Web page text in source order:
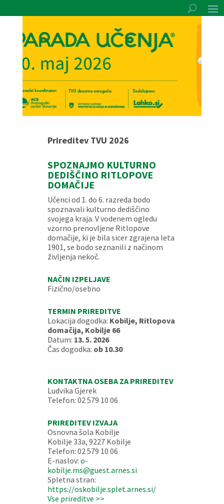
Prireditev TVU 2026
SPOZNAJMO KULTURNO
DEDIŠČINO RITLOPOVE
DOMAČIJE
Učenci od 1. do 6. razreda bodo
spoznavali kulturno dediščino
svojega kraja. V vodenem ogledu
vzorno prenovljene Ritlopove
domačije, ki je bila sicer zgrajena leta
1901, se bodo seznanili z načinom
življenja nekoč.
NAČIN IZPELJAVE
Fizično/osebno
TERMIN PRIREDITVE
Lokacija dogodka: Kobilje, Ritlopova
domačija, Kobilje 66
Datum: 13. 5. 2026
Čas dogodka: ob 10.30
KONTAKTNA OSEBA ZA PRIREDITEV
Ludvika Gjerek
Telefon: 02 579 10 06
PRIREDITEV IZVAJA
Osnovna šola Kobilje
Kobilje 33a, 9227 Kobilje
Telefon: 02 579 10 06
E-naslov: o-
kobilje.ms@guest.arnes.si
Spletna stran:
https://oskobilje.splet.arnes.si/
Vse prireditve >>